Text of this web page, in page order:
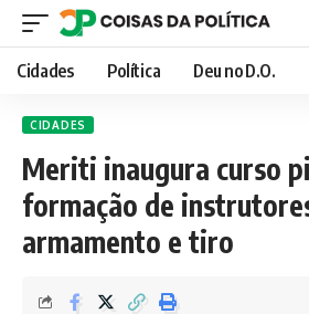
Cidades Política Deu no D.O.
CIDADES
Meriti inaugura curso
formação de
armamento e tiro